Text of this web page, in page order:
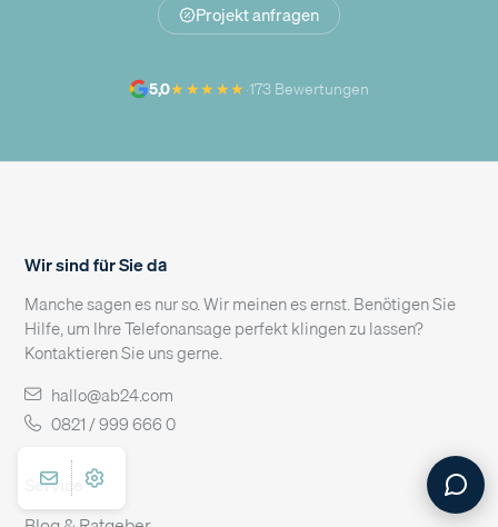
Projekt anfragen
5,0★★★★★·173 Bewertungen
Wir sind für Sie da
Manche sagen es nur so. Wir meinen es ernst. Benötigen Sie
Hilfe, um Ihre Telefonansage perfekt klingen zu lassen?
Kontaktieren Sie uns gerne.
hallo@ab24.com
0821 / 999 666 0
Service